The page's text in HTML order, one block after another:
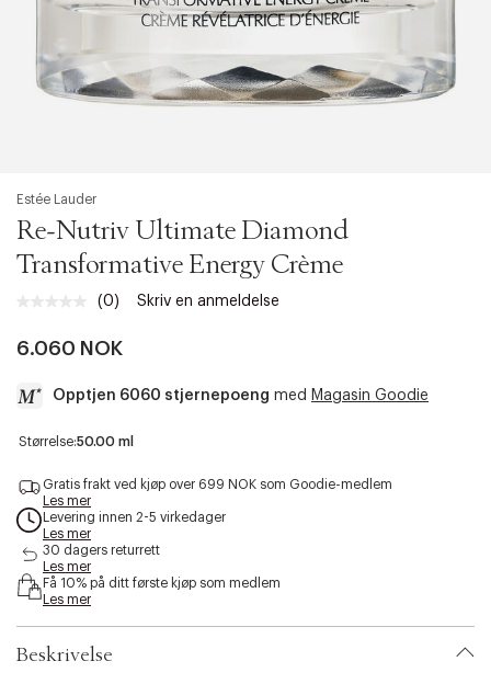
Estée Lauder
Re-Nutriv Ultimate Diamond
Transformative Energy Crème
Ingen
Samme
(0) Skriv en anmeldelse
6.060 NOK
Opptjen 6060 stjernepoeng med Magasin Goodie
a
c
s
b
i
t
Størrelse:50.00 ml
Gratis frakt ved kjøp over 699 NOK som Goodie-medlem
Les mer
Levering innen 2-5 virkedager
Les mer
30 dagers returrett
Les mer
Få 10% på ditt første kjøp som medlem
Les mer
Beskrivelse